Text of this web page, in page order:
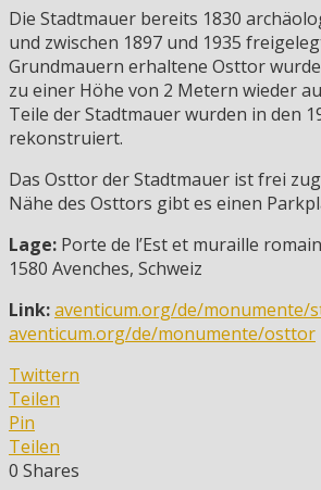
Die Stadtmauer bereits 1830
und zwischen 1897 und 1935
Grundmauern erhaltene Osttor
zu einer Höhe von 2 Metern wieder
Teile der Stadtmauer wurden in den
rekonstruiert.
Das Osttor der Stadtmauer ist frei
Nähe des Osttors gibt es einen
Lage: Porte de l’Est et muraille
1580 Avenches, Schweiz
Link:aventicum.org/de/monumente/
aventicum.org/de/monumente/osttor
Twittern
Teilen
Pin
Teilen
0 Shares